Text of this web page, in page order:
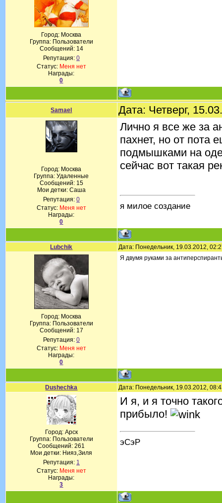
Город: Москва
Группа: Пользователи
Сообщений: 14
Репутация: 0
Статус: Меня нет
Награды:
0
Samael Дата: Четверг,
Город: Москва
Группа: Удаленные
Сообщений: 15
Мои детки: Саша
Репутация: 0
Статус: Меня нет
Награды:
0
Лично я все же за
пахнет, но от пота
подмышками на
сейчас вот такая
я милое создание
Lubchik Дата: Понедельник, 19.03.2012,
Город: Москва
Группа: Пользователи
Сообщений: 17
Репутация: 0
Статус: Меня нет
Награды:
0
Я двумя руками за
Dushechka Дата: Понедельник, 19.03.2012,
Город: Арск
Группа: Пользователи
Сообщений:261
Мои детки: Нияз,Зиля
Репутация: 1
Статус: Меня нет
Награды:
3
И я, и я точно
прибыло!
эСэР